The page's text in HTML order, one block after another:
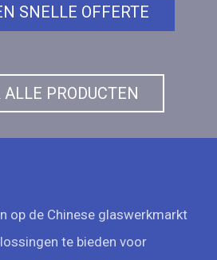
SNELLE OFFERTE
PRODUCTEN
op de Chinese glaswerkmarkt
te bieden voor